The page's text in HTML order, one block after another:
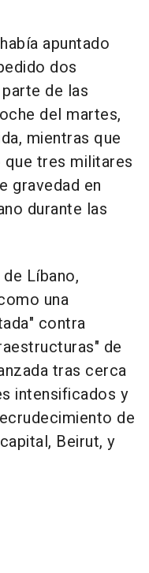
apuntado
dos
de las
del martes,
mientras que
tres militares
gravedad en
durante las
Líbano,
una
contra
de
tras cerca
intensificados y
de
Beirut, y